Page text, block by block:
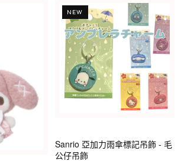
NEW
Sanrio 亞加力雨傘標記吊飾 - 毛
公仔吊飾